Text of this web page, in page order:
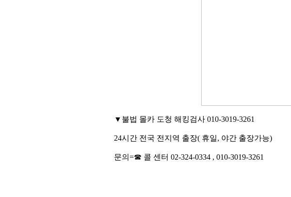
▼불법 몰카 도청 해킹검사 010-3019-3261
24시간 전국 전지역 출장( 휴일, 야간 출장가능)
문의=☎ 콜 센터 02-324-0334 , 010-3019-3261